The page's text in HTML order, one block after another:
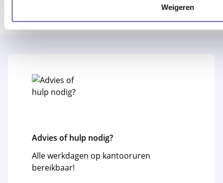
Weigeren
Advies of hulp nodig?
Alle werkdagen op kantooruren
bereikbaar!